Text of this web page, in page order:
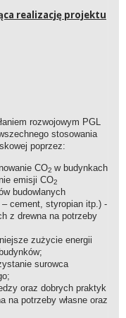
realizację projektu
rozwojowym PGL
stosowania
poprzez:
CO2 w budynkach
emisji CO2
budowlanych
cement, styropian itp.) -
z drewna na potrzeby
zużycie energii
surowca
oraz dobrych praktyk
na potrzeby własne oraz